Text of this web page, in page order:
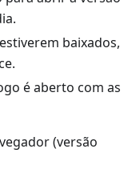
baixados,
é aberto com as
(versão